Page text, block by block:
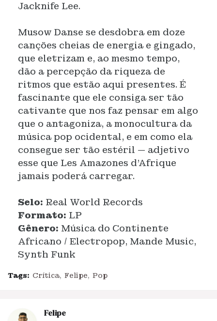
Jacknife Lee.
Musow Danse se desdobra em doze
canções cheias de energia e gingado,
que eletrizam e, ao mesmo tempo,
dão a percepção da riqueza de
ritmos que estão aqui presentes. É
fascinante que ele consiga ser tão
cativante que nos faz pensar em algo
que o antagoniza, a monocultura da
música pop ocidental, e em como ela
consegue ser tão estéril — adjetivo
esse que Les Amazones d’Afrique
jamais poderá carregar.
Selo: Real World Records
Formato: LP
Gênero: Música do Continente
Africano / Electropop, Mande Music,
Synth Funk
Tags: Crítica Felipe Pop
Felipe